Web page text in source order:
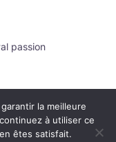
passion
la meilleure
à utiliser ce
êtes satisfait.